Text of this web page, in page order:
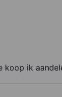
koop ik